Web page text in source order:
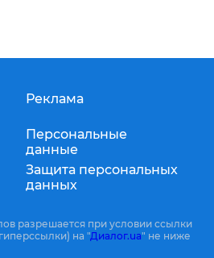
Реклама
Персональные
данные
Защита персональных
данных
разрешается при условии ссылки
на "Диалог.ua" не ниже